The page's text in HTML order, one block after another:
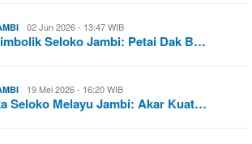
02 Jun 2026 - 13:47 WIB
Seloko Jambi: Petai Dak B…
19 Mei 2026 - 16:20 WIB
Seloko Melayu Jambi: Akar Kuat…